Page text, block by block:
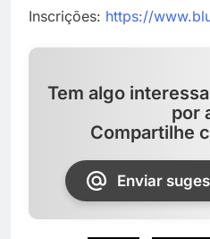
Inscrições: https://
Tem algo
por
Compartilhe
Enviar